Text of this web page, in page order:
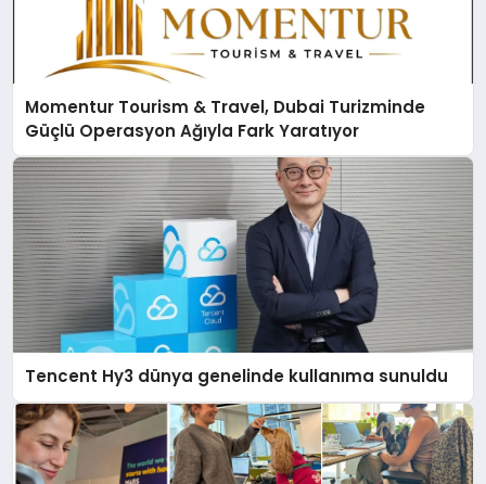
Momentur Tourism & Travel, Dubai Turizminde
Güçlü Operasyon Ağıyla Fark Yaratıyor
Tencent Hy3 dünya genelinde kullanıma sunuldu